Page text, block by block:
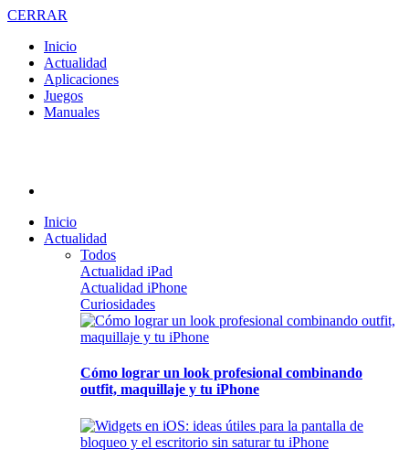
CERRAR
Inicio
Actualidad
Aplicaciones
Juegos
Manuales
Inicio
Actualidad
Todos
Actualidad iPad
Actualidad iPhone
Curiosidades
Cómo lograr un look profesional combinando
outfit, maquillaje y tu iPhone